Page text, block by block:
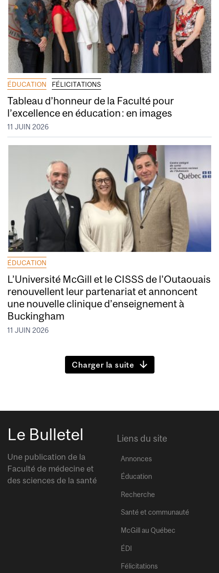
ÉDUCATION FÉLICITATIONS
Tableau d’honneur de la Faculté pour
l’excellence en éducation : en images
11 JUIN 2026
ÉDUCATION
L’Université McGill et le CISSS de l’Outaouais
renouvellent leur partenariat et annoncent
une nouvelle clinique d’enseignement à
Buckingham
11 JUIN 2026
Charger la suite
Le Bulletel
Une publication de la
Faculté de médecine et
des sciences de la santé
Liens du site
Annonces
Éducation
Recherche
Santé et communauté
McGill au Québec
ÉDI
Félicitations